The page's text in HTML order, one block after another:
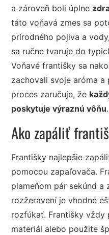
a zároveň boli úplne
táto voňavá zmes sa
prírodného pojiva a
sa ručne tvaruje do
Voňavé františky sa
zachovali svoje aróma
proces zaručuje, že
poskytuje výraznú vôňu.
Ako zapáliť
Františky najlepšie
pomocou zapaľovača.
plameňom pár sekúnd a
rozžeravení je vhodné
rozfúkať. Františky vždy
materiál alebo použite